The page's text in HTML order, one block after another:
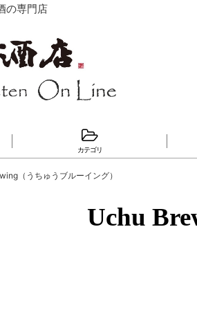
の専門店
カテゴリ
（うちゅうブルーイング）
Uchu